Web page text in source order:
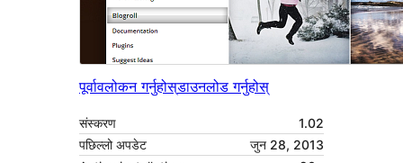
पूर्वावलोकन गर्नुहोस्डाउनलोड गर्नुहोस्
संस्करण
1.02
पछिल्लो अपडेट
जुन 28, 2013